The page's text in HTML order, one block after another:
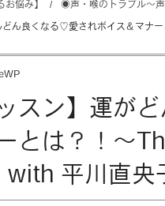
お悩み】 ◉声・喉のトラブル〜
どん良くなる♡愛されボイス＆マナ
スン】運が
とは？！〜
平川直央